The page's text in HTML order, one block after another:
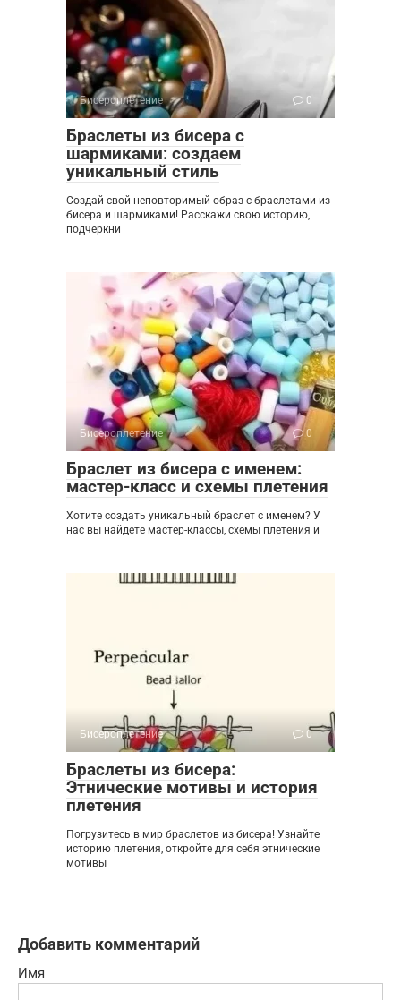
Бисероплетение 0
Браслеты из бисера с
шармиками: создаем
уникальный стиль
Создай свой неповторимый образ с браслетами из
бисера и шармиками! Расскажи свою историю,
подчеркни
Бисероплетение 0
Браслет из бисера с именем:
мастер-класс и схемы плетения
Хотите создать уникальный браслет с именем? У
нас вы найдете мастер-классы, схемы плетения и
Бисероплетение 0
Браслеты из бисера:
Этнические мотивы и история
плетения
Погрузитесь в мир браслетов из бисера! Узнайте
историю плетения, откройте для себя этнические
мотивы
Добавить комментарий
Имя